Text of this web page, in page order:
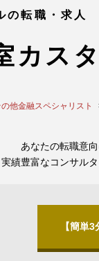
の転職・求人
カス
の他金融スペシャリスト
あなたの転職意
実績豊富なコンサル
【簡単